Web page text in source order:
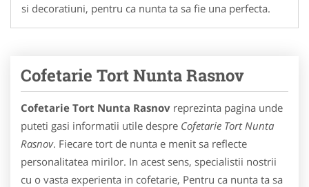
si decoratiuni, pentru ca nunta ta sa fie una perfecta.
Cofetarie Tort Nunta Rasnov
Cofetarie Tort Nunta Rasnov reprezinta pagina unde
puteti gasi informatii utile despre Cofetarie Tort Nunta
Rasnov. Fiecare tort de nunta e menit sa reflecte
personalitatea mirilor. In acest sens, specialistii nostrii
cu o vasta experienta in cofetarie, Pentru ca nunta ta sa